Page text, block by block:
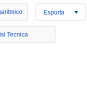
Esporta
Tecnica